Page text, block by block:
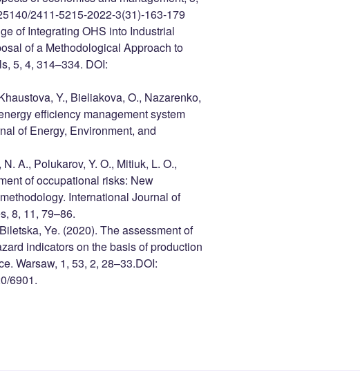
2411-5215-2022-3(31)-163-179
of Integrating OHS into Industrial
of a Methodological Approach to
5, 4, 314–334. DOI:
Y., Bieliakova, O., Nazarenko,
efficiency management system
of Energy, Environment, and
A., Polukarov, Y. O., Mitiuk, L. O.,
of occupational risks: New
International Journal of
8, 11, 79–86.
Ye. (2020). The assessment of
indicators on the basis of production
Warsaw, 1, 53, 2, 28–33.DOI:
6901.